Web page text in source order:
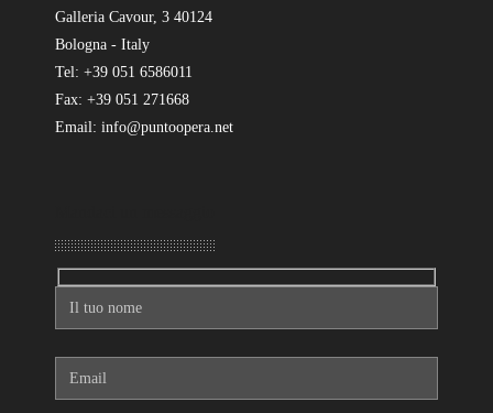
Galleria Cavour, 3 40124
Bologna - Italy
Tel: +39 051 6586011
Fax: +39 051 271668
Email: info@puntoopera.net